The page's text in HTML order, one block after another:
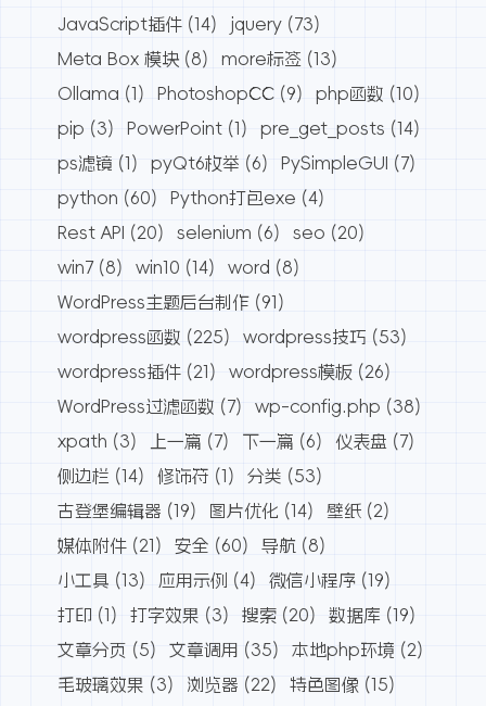
JavaScript插件 (14) jquery (73)
Meta Box 模块 (8) more标签 (13)
Ollama (1) PhotoshopCC (9) php函数 (10)
pip (3) PowerPoint (1) pre_get_posts (14)
ps滤镜 (1) pyQt6枚举 (6) PySimpleGUI
(7)
python (60) Python打包exe (4)
Rest API
(20) selenium (6) seo (20)
win7 (8) win10 (14) word (8)
WordPress主题后台制作 (91)
wordpress函数 (225) wordpress技巧 (53)
wordpress插件 (21) wordpress模板 (26)
WordPress过滤函数 (7) wp-config.php (38)
xpath (3) 上一篇 (7) 下一篇 (6) 仪表盘 (7)
侧边栏 (14) 修饰符 (1) 分类 (53)
古登堡编辑器 (19) 图片优化 (14) 壁纸 (2)
媒体附件 (21) 安全 (60) 导航 (8)
小工具 (13) 应用示例 (4) 微信小程序 (19)
打印 (1) 打字效果 (3) 搜索 (20) 数据库 (19)
文章分页 (5) 文章调用 (35) 本地php环境 (2)
毛玻璃效果 (3) 浏览器 (22) 特色图像 (15)